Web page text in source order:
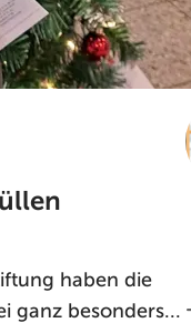
haben die
ganz besonders...